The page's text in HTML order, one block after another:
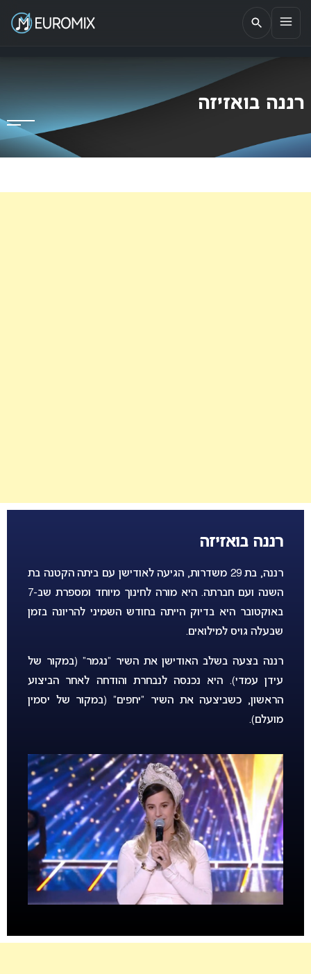
EUROMIX
אתר הבית של האירוויזיון בישראל
רננה בואזיזה
רננה בואזיזה
רננה, בת 29 משדרות, הגיעה לאודישן עם ביתה הקטנה בת
השנה ועם חברתה. היא מורה לחינוך מיוחד ומספרת שב-7
באוקטובר היא בדיוק הייתה בחודש השמיני להריונה בזמן
שבעלה גויס למילואים.
רננה בצעה בשלב האודישן את השיר “נגמר” (במקור של
עידן עמדי). היא נכנסה לנבחרת והודחה לאחר הביצוע
הראשון, כשביצעה את השיר “יחפים” (במקור של יסמין
מועלם).